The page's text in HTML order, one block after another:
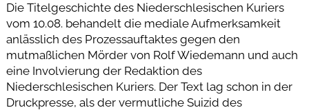
Die Titelgeschichte des Niederschlesischen Kuriers
vom 10.08. behandelt die mediale Aufmerksamkeit
anlässlich des Prozessauftaktes gegen den
mutmaßlichen Mörder von Rolf Wiedemann und auch
eine Involvierung der Redaktion des
Niederschlesischen Kuriers. Der Text lag schon in der
Druckpresse, als der vermutliche Suizid des